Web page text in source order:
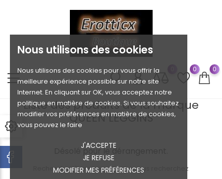
Nous utilisons des cookies
Nous utilisons des cookies pour vous offrir la
meilleure expérience possible sur notre site
Internet. En cliquant sur OK, vous acceptez notre
politique en matière de cookies. Si vous souhaitez
modifier vos préférences en matière de cookies,
vous pouvez le faire
J'ACCEPTE
JE REFUSE
MODIFIER MES PRÉFÉRENCES
0 0
Liste des produits de la marque
QUEEN LEGGINS
Désolé pour le dérangement.
Recherchez à nouveau ce que vous recherchez